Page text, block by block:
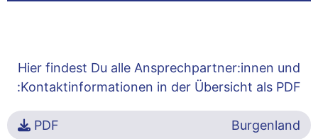
Hier findest Du alle Ansprechpartner:innen und
Kontaktinformationen in der Übersicht als PDF:
Burgenland
PDF